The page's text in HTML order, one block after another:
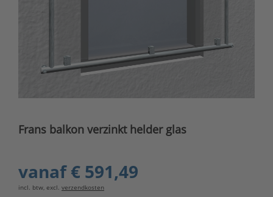
Frans balkon verzinkt helder glas
vanaf€ 591,49
incl. btw, excl. verzendkosten